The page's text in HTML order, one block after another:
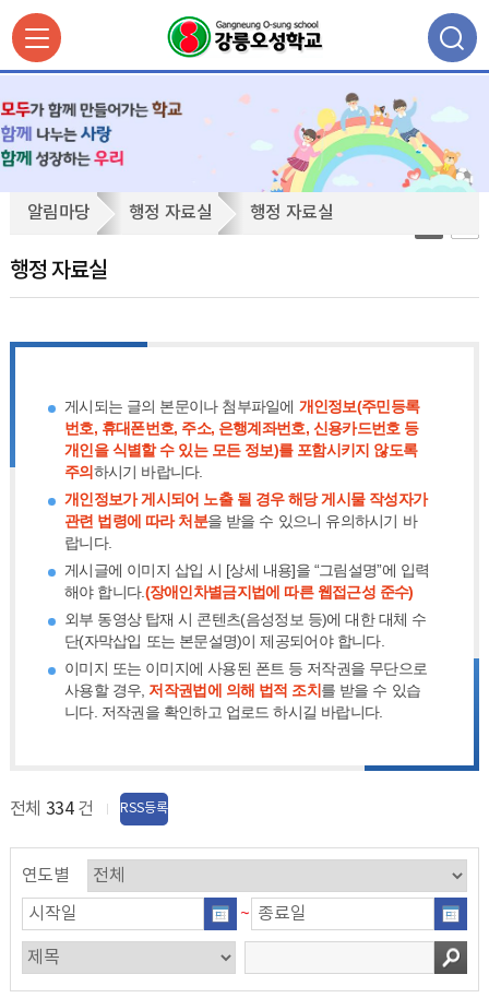
자
료
알림마당 행정 자료실 행정 자료실
행정 자료실
게시되는 글의 본문이나 첨부파일에 개인정보(주민등록
번호, 휴대폰번호, 주소, 은행계좌번호, 신용카드번호 등
개인을 식별할 수 있는 모든 정보)를 포함시키지 않도록
주의하시기 바랍니다.
개인정보가 게시되어 노출 될 경우 해당 게시물 작성자가
관련 법령에 따라 처분을 받을 수 있으니 유의하시기 바
랍니다.
게시글에 이미지 삽입 시 [상세 내용]을 “그림설명”에 입력
해야 합니다.(장애인차별금지법에 따른 웹접근성 준수)
외부 동영상 탑재 시 콘텐츠(음성정보 등)에 대한 대체 수
단(자막삽입 또는 본문설명)이 제공되어야 합니다.
이미지 또는 이미지에 사용된 폰트 등 저작권을 무단으로
사용할 경우, 저작권법에 의해 법적 조치 를 받을 수 있습
니다. 저작권을 확인하고 업로드 하시길 바랍니다.
전체 334 건 RSS등록
연도별
~